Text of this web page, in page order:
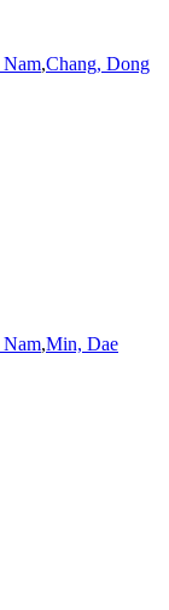
Nam,Chang, Dong
Nam,Min, Dae